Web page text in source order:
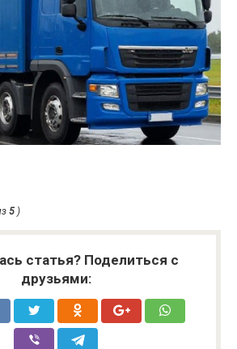
5 )
статья? Поделиться с
друзьями: